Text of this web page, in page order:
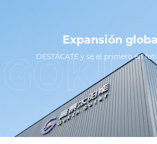
Expansión
DESTÁCATE y sé el primero en